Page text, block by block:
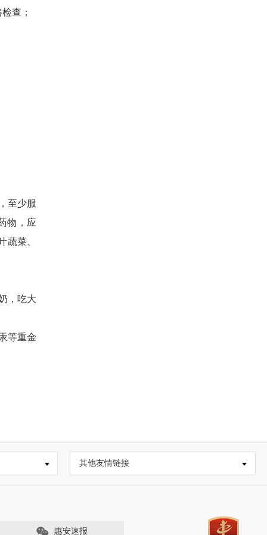
查；
至少服
物，应
蔬菜、
，吃大
等重金
其他友情链接
惠安速报